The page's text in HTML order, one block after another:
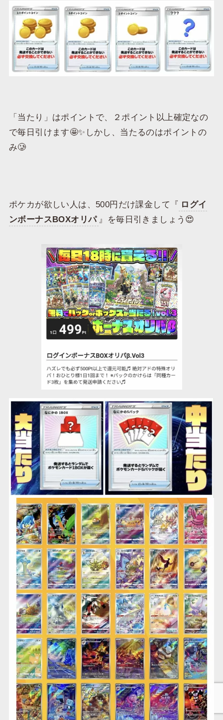
「当たり」はポイントで、２ポイント以上確定なの
で毎日引けます🤩✨しかし、当たるのはポイントの
み🥲
ポケカが欲しい人は、500円だけ課金して『 ログイ
ンボーナスBOXオリパ 』を毎日引きましょう😍